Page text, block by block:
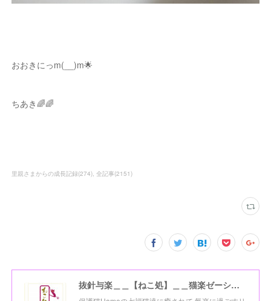
おおきにっm(__)m🌟
ちあき🌈🌈
里親さまからの成長記録(274) 全記事(2151)
抜針与楽＿＿【ねこ処】＿＿猫楽ゼーションHome☆